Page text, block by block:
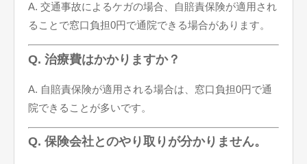
A. 交通事故によるケガの場合、自賠責保険が適用され
ることで窓口負担0円で通院できる場合があります。
Q. 治療費はかかりますか？
A. 自賠責保険が適用される場合は、窓口負担0円で通
院できることが多いです。
Q. 保険会社とのやり取りが分かりません。